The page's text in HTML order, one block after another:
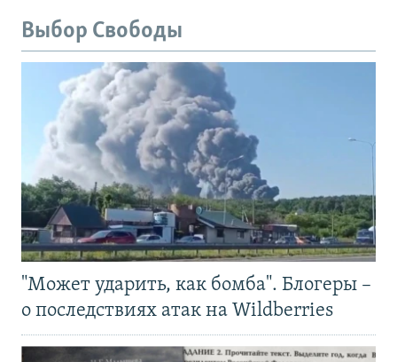
Выбор Свободы
"Может ударить, как бомба". Блогеры –
о последствиях атак на Wildberries